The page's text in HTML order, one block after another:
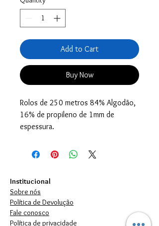
Add to Cart
Buy Now
Rolos de 250 metros 84% Algodão,
16% de propileno de 1mm de
espessura.
Institucional
Sobre nós
Política de Devolução
Fale conosco
Política de privacidade